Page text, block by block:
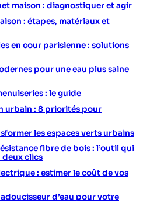
maison : diagnostiquer et agir
: étapes, matériaux et
en cour parisienne : solutions
pour une eau plus saine
: le guide
urbain : 8 priorités pour
les espaces verts urbains
fibre de bois : l’outil qui
clics
: estimer le coût de vos
d’eau pour votre